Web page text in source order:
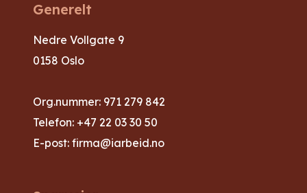
Generelt
Nedre Vollgate 9
0158 Oslo
Org.nummer: 971 279 842
Telefon: +47 22 03 30 50
E-post: firma@iarbeid.no